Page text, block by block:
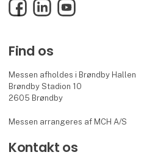
FacebookLinkedInYouTube
Find os
Messen afholdes i Brøndby Hallen
Brøndby Stadion 10
2605 Brøndby
Messen arrangeres af MCH A/S
Kontakt os